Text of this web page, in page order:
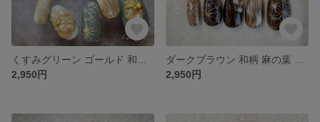
2,950円
2,950円